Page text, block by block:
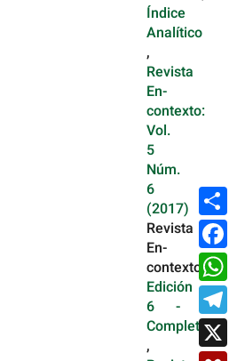
Índice
Analítico
,
Revista
En-
contexto:
Vol.
5
Núm.
6
(2017)
Revista
En-
contexto,
Edición
6 -
Completa
,